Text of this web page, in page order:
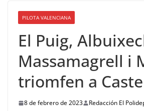
PILOTA VALENCIANA
El Puig,
Massamagrell i
triomfen a
8 de febrero de 2023 Redacción El